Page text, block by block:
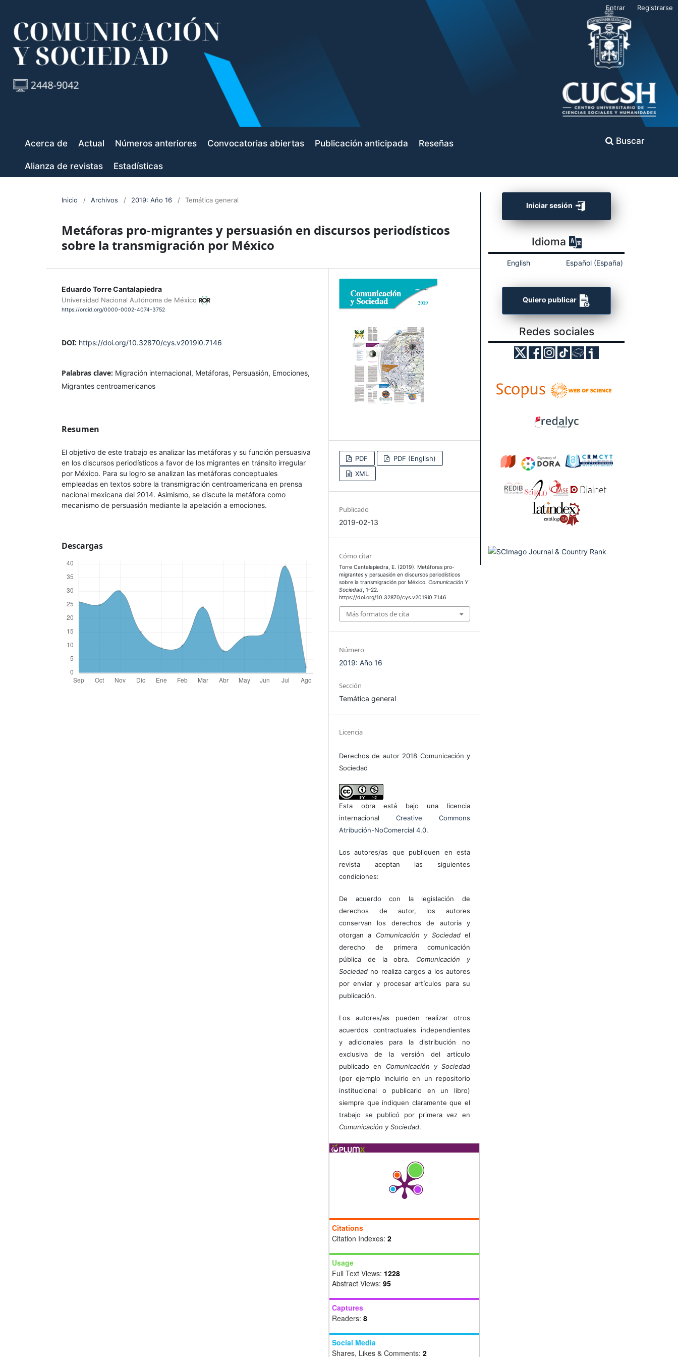
Acerca de Actual Números anteriores Convocatorias abiertas Publicación anticipada Reseñas
Alianza de revistas Estadísticas
Buscar
Entrar Registrarse
Inicio / Archivos / 2019: Año 16 / Temática general
Metáforas pro-migrantes y persuasión en discursos periodísticos
sobre la transmigración por México
Eduardo Torre Cantalapiedra
Universidad Nacional Autónoma de México
https://orcid.org/0000-0002-4074-3752
DOI: https://doi.org/10.32870/cys.v2019i0.7146
Palabras clave: Migración internacional, Metáforas, Persuasión, Emociones,
Migrantes centroamericanos
Resumen
El objetivo de este trabajo es analizar las metáforas y su función persuasiva
en los discursos periodísticos a favor de los migrantes en tránsito irregular
por México. Para su logro se analizan las metáforas conceptuales
empleadas en textos sobre la transmigración centroamericana en prensa
nacional mexicana del 2014. Asimismo, se discute la metáfora como
mecanismo de persuasión mediante la apelación a emociones.
Descargas
PDF
PDF (English)
XML
Publicado
2019-02-13
Cómo citar
Torre Cantalapiedra, E. (2019). Metáforas pro-
migrantes y persuasión en discursos periodísticos
sobre la transmigración por México.Comunicación Y
Sociedad, 1–22.
https://doi.org/10.32870/cys.v2019i0.7146
Más formatos de cita
Número
2019: Año 16
Sección
Temática general
Licencia
Derechos de autor 2018 Comunicación y
Sociedad
Esta obra está bajo una licencia
internacional Creative Commons
Atribución-NoComercial 4.0.
Los autores/as que publiquen en esta
revista aceptan las siguientes
condiciones:
De acuerdo con la legislación de
derechos de autor, los autores
conservan los derechos de autoría y
otorgan a Comunicación y Sociedadel
derecho de primera comunicación
pública de la obra. Comunicación y
Sociedad no realiza cargos a los autores
por enviar y procesar artículos para su
publicación.
Los autores/as pueden realizar otros
acuerdos contractuales independientes
y adicionales para la distribución no
exclusiva de la versión del artículo
publicado en Comunicación y Sociedad
(por ejemplo incluirlo en un repositorio
institucional o publicarlo en un libro)
siempre que indiquen claramente que el
trabajo se publicó por primera vez en
Comunicación y Sociedad.
Citations
Citation Indexes: 2
Usage
Full Text Views: 1228
Abstract Views: 95
Captures
Readers: 8
Social Media
Shares, Likes & Comments: 2
Iniciar sesión
Idioma
English Español (España)
Quiero publicar
Redes sociales